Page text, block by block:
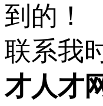
到的！
联系我
才人才